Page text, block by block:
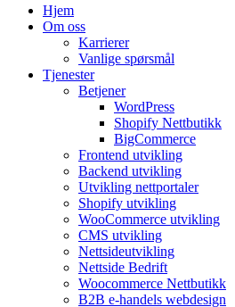
Hjem
Om oss
Karrierer
Vanlige spørsmål
Tjenester
Betjener
WordPress
Shopify Nettbutikk
BigCommerce
Frontend utvikling
Backend utvikling
Utvikling nettportaler
Shopify utvikling
WooCommerce utvikling
CMS utvikling
Nettsideutvikling
Nettside Bedrift
Woocommerce Nettbutikk
B2B e-handels webdesign